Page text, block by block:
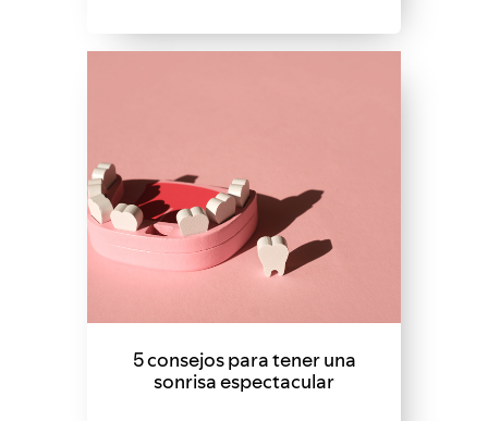
5 consejos para tener una
sonrisa espectacular